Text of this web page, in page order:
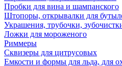
Пробки для вина и шампанского
Штопоры, открывалки для
Украшения, трубочки,
Ложки для мороженого
Риммеры
Сквизеры для цитрусовых
Емкости и формы для льда, для